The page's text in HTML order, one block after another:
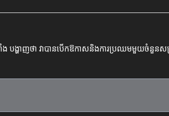
ាំង បង្ហាញថា វាបានបើកឱកាសនិងការប្រឈមមួយចំនួ